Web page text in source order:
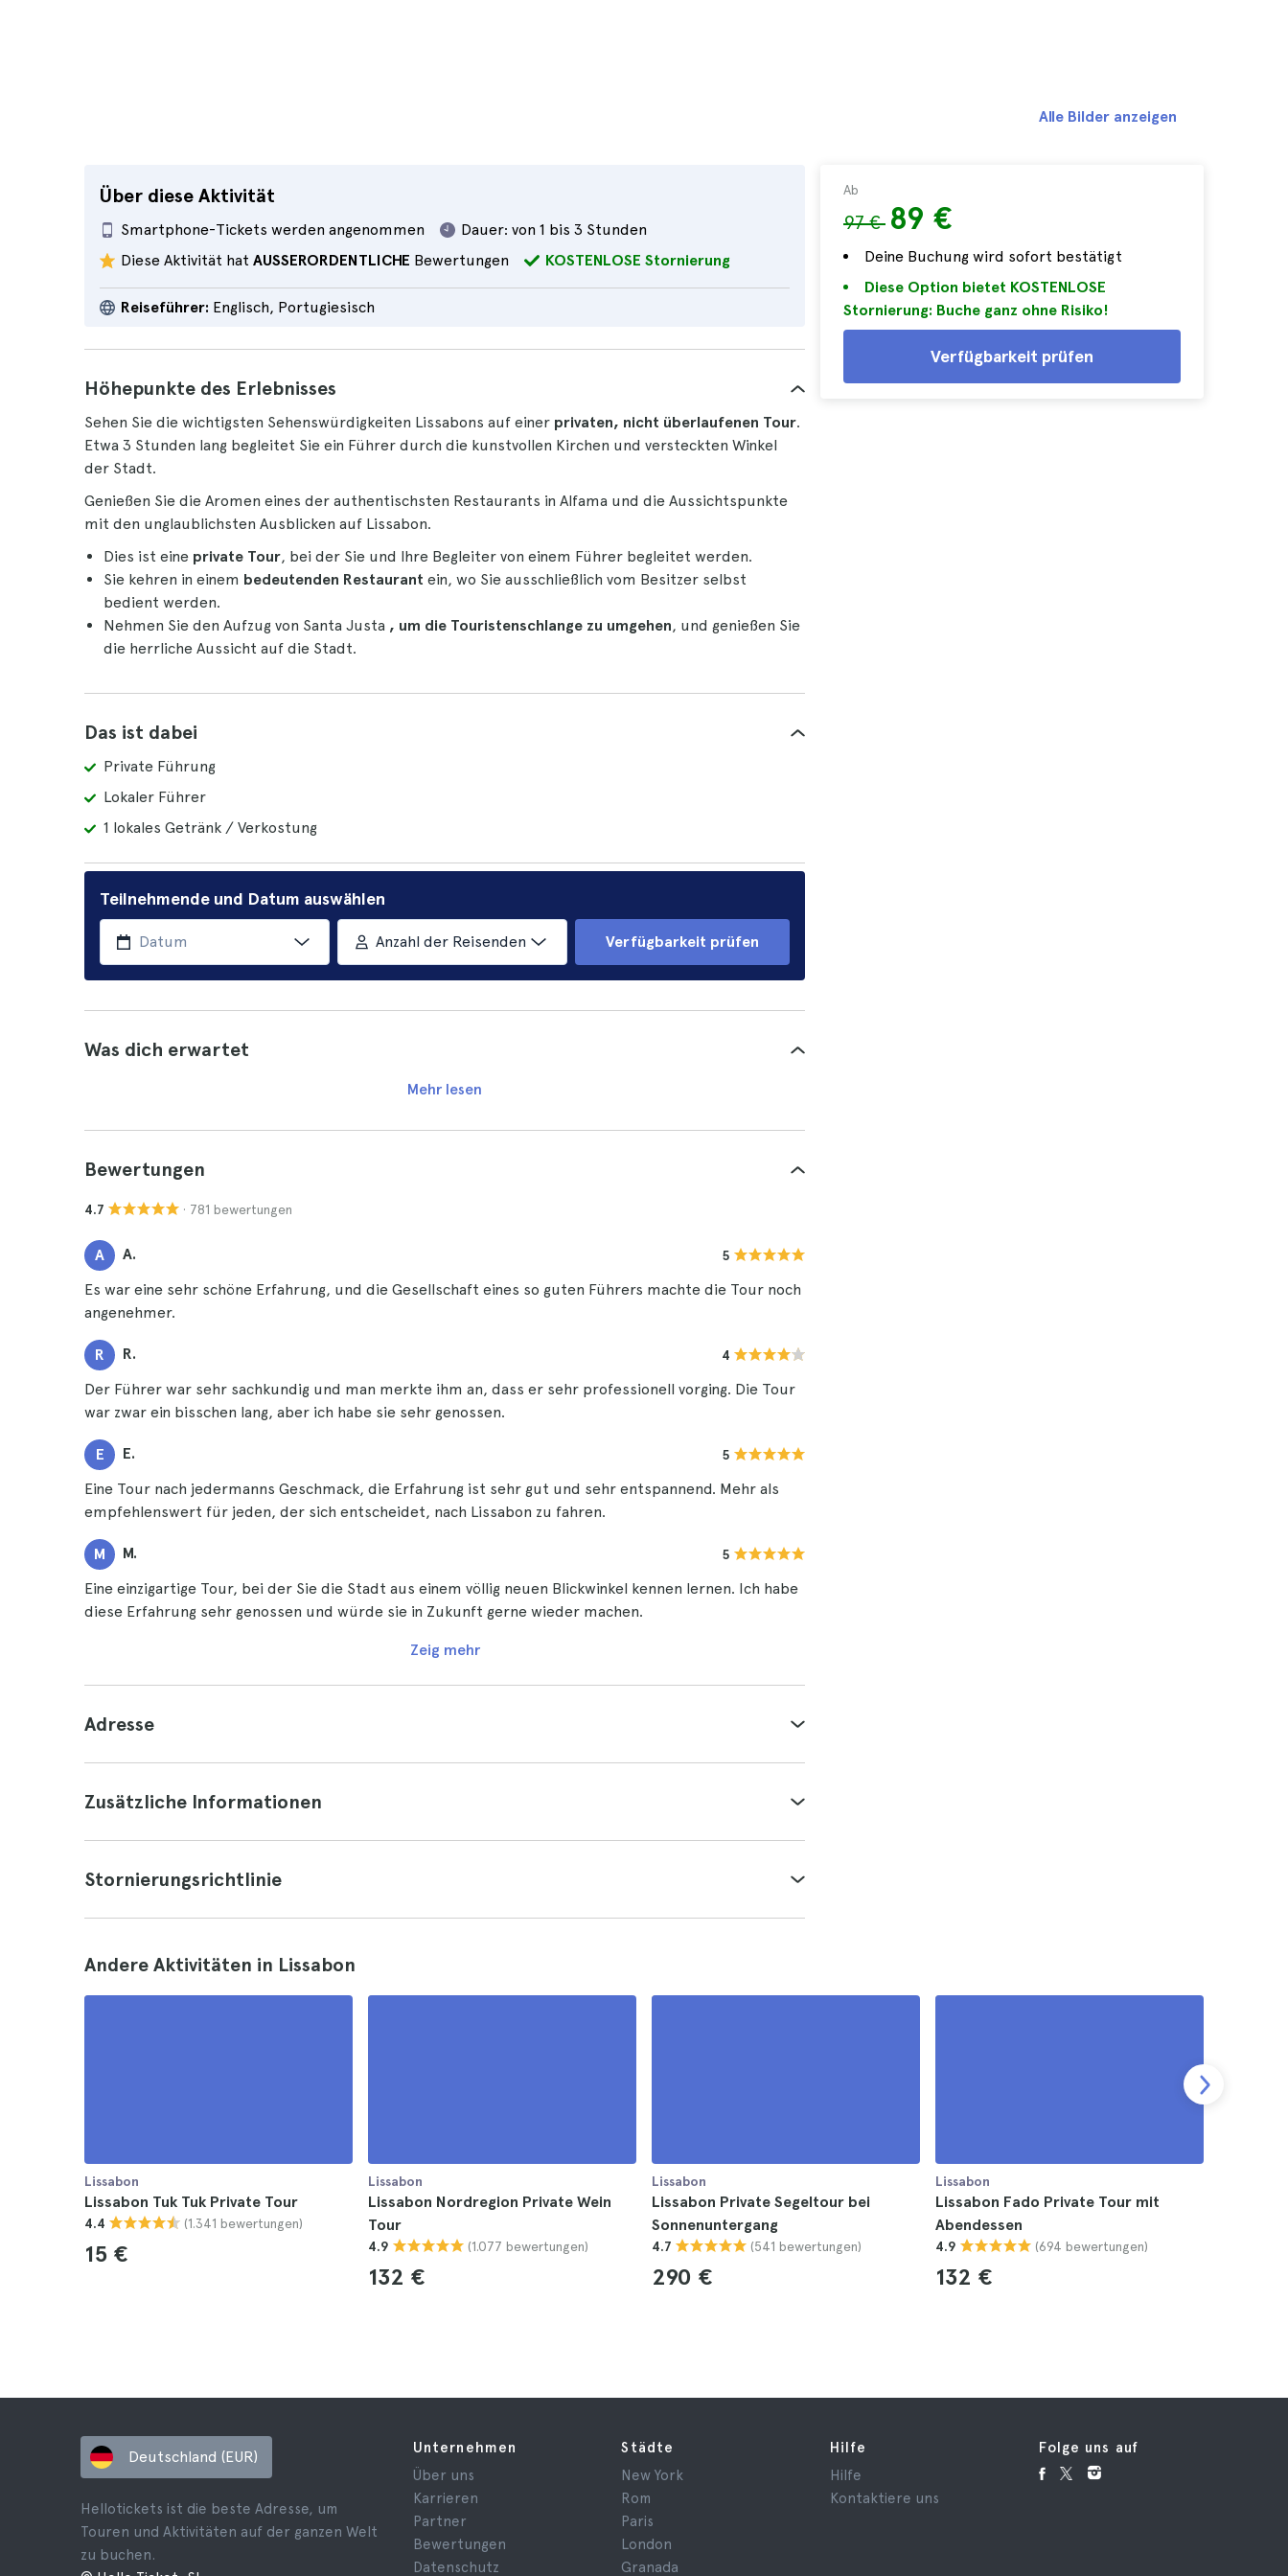
Über diese Aktivität
Smartphone-Tickets werden angenommen Dauer: von 1 bis 3 Stunden
Diese Aktivität hat AUSSERORDENTLICHE Bewertungen KOSTENLOSE Stornierung
Reiseführer: Englisch, Portugiesisch
Ab
97 € 89 €
Deine Buchung wird sofort bestätigt
Diese Option bietet KOSTENLOSE
Stornierung: Buche ganz ohne Risiko!
Verfügbarkeit prüfen
Alle Bilder anzeigen
Höhepunkte des Erlebnisses
Sehen Sie die wichtigsten Sehenswürdigkeiten Lissabons auf einer privaten, nicht überlaufenen Tour.
Etwa 3 Stunden lang begleitet Sie ein Führer durch die kunstvollen Kirchen und versteckten Winkel
der Stadt.
Genießen Sie die Aromen eines der authentischsten Restaurants in Alfama und die Aussichtspunkte
mit den unglaublichsten Ausblicken auf Lissabon.
Dies ist eine private Tour, bei der Sie und Ihre Begleiter von einem Führer begleitet werden.
Sie kehren in einem bedeutenden Restaurant ein, wo Sie ausschließlich vom Besitzer selbst
bedient werden.
Nehmen Sie den Aufzug von Santa Justa , um die Touristenschlange zu umgehen, und genießen Sie
die herrliche Aussicht auf die Stadt.
Das ist dabei
Private Führung
Lokaler Führer
1 lokales Getränk / Verkostung
Teilnehmende und Datum auswählen
Anzahl der Reisenden Verfügbarkeit prüfen
Was dich erwartet
Mehr lesen
Bewertungen
4.7 · 781 bewertungen
A A. 5
Es war eine sehr schöne Erfahrung, und die Gesellschaft eines so guten Führers machte die Tour noch
angenehmer.
R R. 4
Der Führer war sehr sachkundig und man merkte ihm an, dass er sehr professionell vorging. Die Tour
war zwar ein bisschen lang, aber ich habe sie sehr genossen.
E E. 5
Eine Tour nach jedermanns Geschmack, die Erfahrung ist sehr gut und sehr entspannend. Mehr als
empfehlenswert für jeden, der sich entscheidet, nach Lissabon zu fahren.
M M. 5
Eine einzigartige Tour, bei der Sie die Stadt aus einem völlig neuen Blickwinkel kennen lernen. Ich habe
diese Erfahrung sehr genossen und würde sie in Zukunft gerne wieder machen.
Zeig mehr
Adresse
Zusätzliche Informationen
Stornierungsrichtlinie
Andere Aktivitäten in Lissabon
Lissabon
Lissabon Tuk Tuk Private Tour
4.4 (1.341 bewertungen)
15 €
Lissabon
Lissabon Nordregion Private Wein
Tour
4.9 (1.077 bewertungen)
132 €
Lissabon
Lissabon Private Segeltour bei
Sonnenuntergang
4.7 (541 bewertungen)
290 €
Lissabon
Lissabon Fado Private Tour mit
Abendessen
4.9 (694 bewertungen)
132 €
Deutschland (EUR)
Hellotickets ist die beste Adresse, um
Touren und Aktivitäten auf der ganzen Welt
zu buchen.
Unternehmen
Über uns
Karrieren
Partner
Bewertungen
Datenschutz
Städte
New York
Rom
Paris
London
Granada
Hilfe
Hilfe
Kontaktiere uns
Folge uns auf